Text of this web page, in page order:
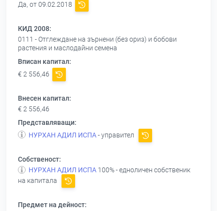
Да, от 09.02.2018
КИД 2008:
0111 - Отглеждане на зърнени (без ориз) и бобови
растения и маслодайни семена
Вписан капитал:
€ 2 556,46
Внесен капитал:
€ 2 556,46
Представляващи:
НУРХАН АДИЛ ИСПА- управител
Собственост:
НУРХАН АДИЛ ИСПА 100% - едноличен собственик
на капитала
Предмет на дейност: